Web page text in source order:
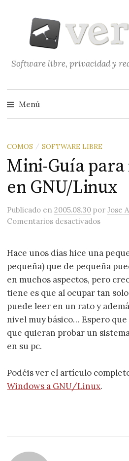
contenido
Software libre, privacidad y
Menú
COMOS / SOFTWARE LIBRE
Mini-Guía
en GNU/Linux
Publicado en2005.08.30 porJose
Comentarios desactivadosen
Hace unos días hice una
pequeña) que de pequeña
en muchos aspectos, pero
tiene es que al ocupar tan solo
puede leer en un rato y
nivel muy básico… Espero
que quieran probar un
en su pc.
Podéis ver el artículo
Windows a GNU/Linux.